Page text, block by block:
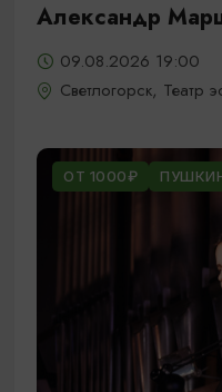
Александр
09.08.2026 19:00
Светлогорск, Театр
ОТ 1000₽